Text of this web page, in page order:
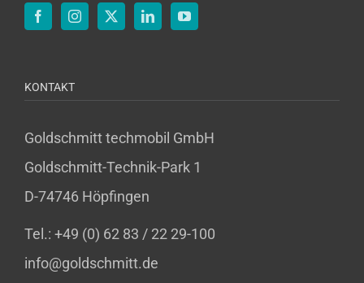
KONTAKT
Goldschmitt techmobil GmbH
Goldschmitt-Technik-Park 1
D-74746 Höpfingen
Tel.: +49 (0) 62 83 / 22 29-100
info@goldschmitt.de